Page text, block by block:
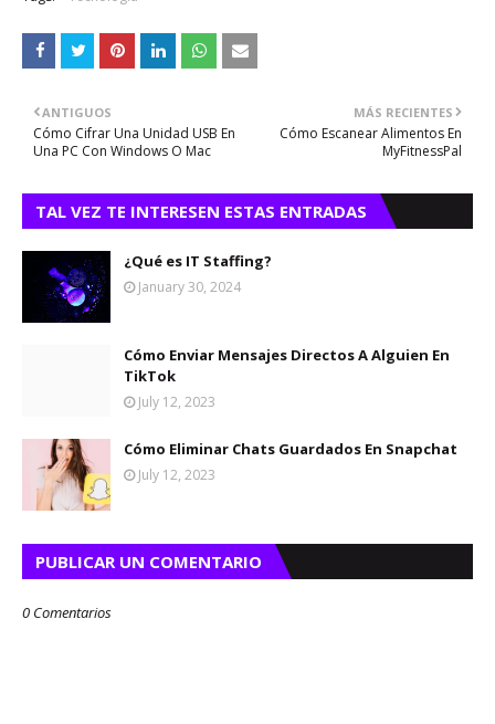
MÁS RECIENTES
Cómo Escanear Alimentos En
MyFitnessPal
ANTIGUOS
Cómo Cifrar Una Unidad USB En
Una PC Con Windows O Mac
TAL VEZ TE INTERESEN ESTAS ENTRADAS
¿Qué es IT Staffing?
January 30, 2024
Cómo Enviar Mensajes Directos A Alguien En
TikTok
July 12, 2023
Cómo Eliminar Chats Guardados En Snapchat
July 12, 2023
PUBLICAR UN COMENTARIO
0 Comentarios